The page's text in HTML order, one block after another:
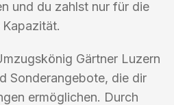
und du zahlst nur für die
Gärtner Luzern
Sonderangebote, die dir
ermöglichen. Durch